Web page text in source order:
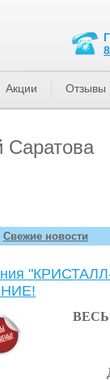
Саратова
Свежие новости
Акции Отзывы